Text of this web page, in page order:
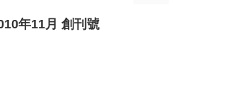
年11月 創刊號